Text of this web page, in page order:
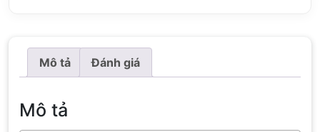
Mô tả Đánh giá
Mô tả